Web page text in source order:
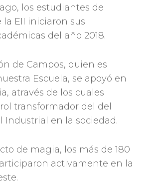
los estudiantes de
EII iniciaron sus
del año 2018.
de Campos, quien es
Escuela, se apoyó en
através de los cuales
transformador del del
Industrial en la sociedad.
de magia, los más de 180
activamente en la